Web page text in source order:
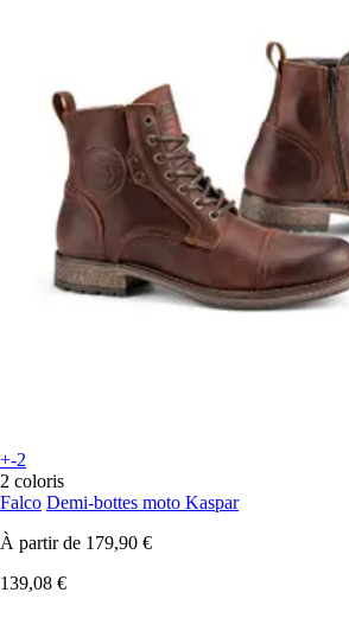
+-2
2 coloris
Falco Demi-bottes moto Kaspar
À partir de 179,90 €
139,08 €